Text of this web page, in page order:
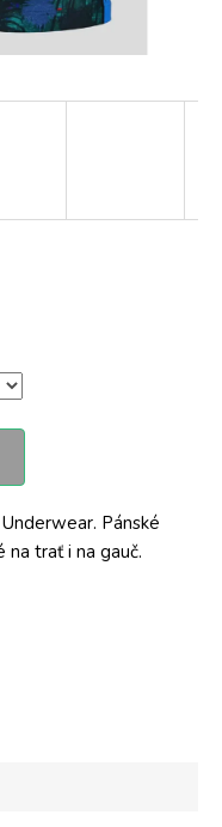
Pánské
trať i na gauč.